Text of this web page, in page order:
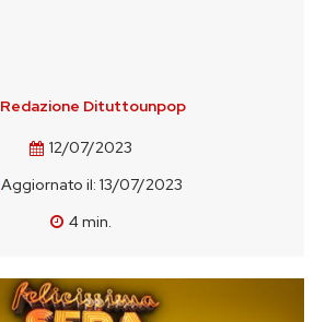
Redazione Dituttounpop
12/07/2023
Aggiornato il: 13/07/2023
4min.